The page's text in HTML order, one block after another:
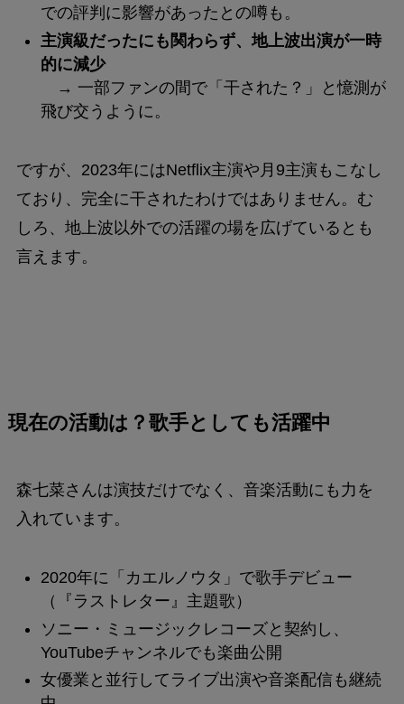
での評判に影響があったとの噂も。
主演級だったにも関わらず、地上波出演が一時
的に減少
→ 一部ファンの間で「干された？」と憶測が
飛び交うように。
ですが、2023年にはNetflix主演や月9主演もこなし
ており、完全に干されたわけではありません。む
しろ、地上波以外での活躍の場を広げているとも
言えます。
現在の活動は？歌手としても活躍中
森七菜さんは演技だけでなく、音楽活動にも力を
入れています。
2020年に「カエルノウタ」で歌手デビュー
（『ラストレター』主題歌）
ソニー・ミュージックレコーズと契約し、
YouTubeチャンネルでも楽曲公開
女優業と並行してライブ出演や音楽配信も継続